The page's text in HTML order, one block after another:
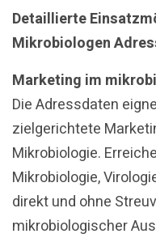
Detaillierte
Mikrobiologen
Marketing im
Die Adressdaten
zielgerichtete
Mikrobiologie.
Mikrobiologie,
direkt und ohne
mikrobiologischer